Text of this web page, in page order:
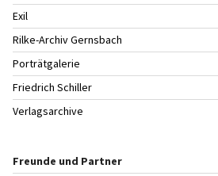
Exil
Rilke-Archiv Gernsbach
Porträtgalerie
Friedrich Schiller
Verlagsarchive
Freunde und Partner